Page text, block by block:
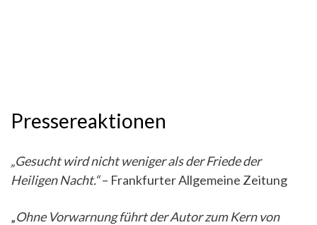
Pressereaktionen
„Gesucht wird nicht weniger als der Friede der
Heiligen Nacht.“– Frankfurter Allgemeine Zeitung
„Ohne Vorwarnung führt der Autor zum Kern von